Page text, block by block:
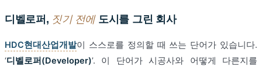
디벨로퍼, 짓기 전에도시를 그린 회사
HDC현대산업개발이 스스로를 정의할 때 쓰는 단어가 있습니다.
‘디벨로퍼(Developer)’. 이 단어가 시공사와 어떻게 다른지를